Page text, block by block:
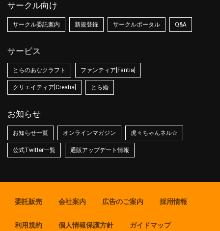
サークル向け
サークル委託案内 新規登録 サークルポータル Q&A
サービス
とらのあなクラフト ファンティア[Fantia]
クリエイティア[Creatia] とら婚
お知らせ
お知らせ一覧 オンラインマガジン 虎々ちゃんネル☆
公式Twitter一覧 通販アップデート情報
委託販売 会社案内 広告のご案内 採用情報
利用規約 個人情報保護方針 ガイドマップ